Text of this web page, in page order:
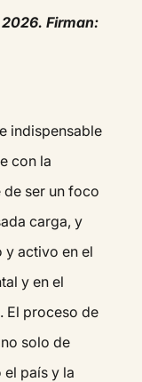
Firman:
indispensable
con la
de ser un foco
carga, y
y activo en el
y en el
El proceso de
solo de
país y la